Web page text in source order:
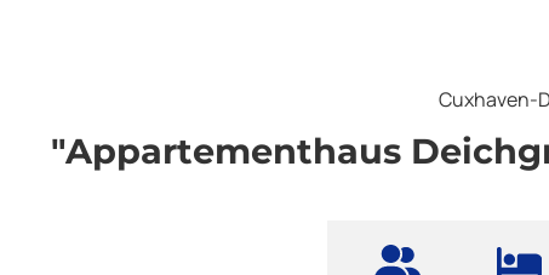
Cuxhaven-
"Appartementhaus